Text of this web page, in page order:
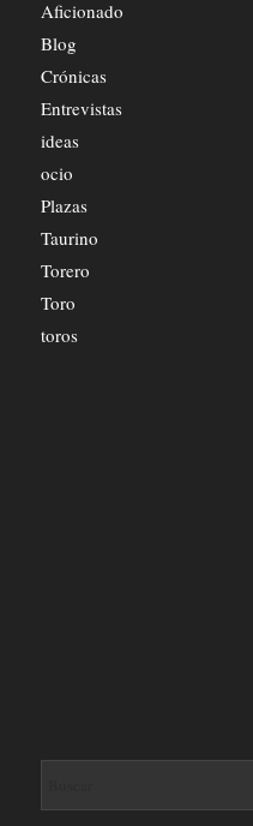
Aficionado
Blog
Crónicas
Entrevistas
ideas
ocio
Plazas
Taurino
Torero
Toro
toros